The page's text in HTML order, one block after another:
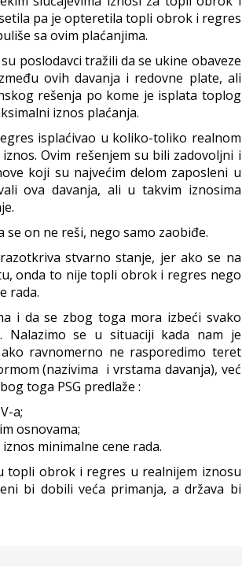
pa je opteretila topli obrok i regres
sa ovim plaćanjima.
poslodavci tražili da se ukine obaveze
ovih davanja i redovne plate, ali
rešenja po kome je isplata toplog
iznos plaćanja.
isplaćivao u koliko-toliko realnom
Ovim rešenjem su bili zadovoljni i
koji su najvećim delom zaposleni u
ova davanja, ali u takvim iznosima
on ne reši, nego samo zaobiđe.
stvarno stanje, jer ako se na
onda to nije topli obrok i regres nego
rada.
i da se zbog toga mora izbeći svako
Nalazimo se u situaciji kada nam je
ravnomerno ne rasporedimo teret
(nazivima i vrstama davanja), već
toga PSG predlaže :
a;
osnovama;
minimalne cene rada.
topli obrok i regres u realnijem iznosu
bi dobili veća primanja, a država bi